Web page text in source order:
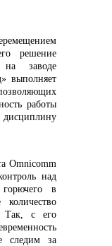
решение
на заводе
выполняет
работы
над
в
Так, с его
следим за